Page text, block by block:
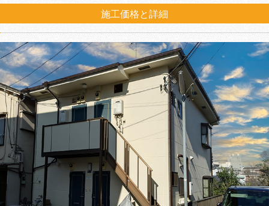
施工価格と詳細